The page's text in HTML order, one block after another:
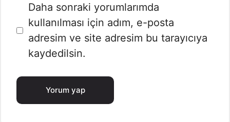
İnternet
sitesi
Daha sonraki yorumlarımda
kullanılması için adım, e-posta
adresim ve site adresim bu tarayıcıya
kaydedilsin.